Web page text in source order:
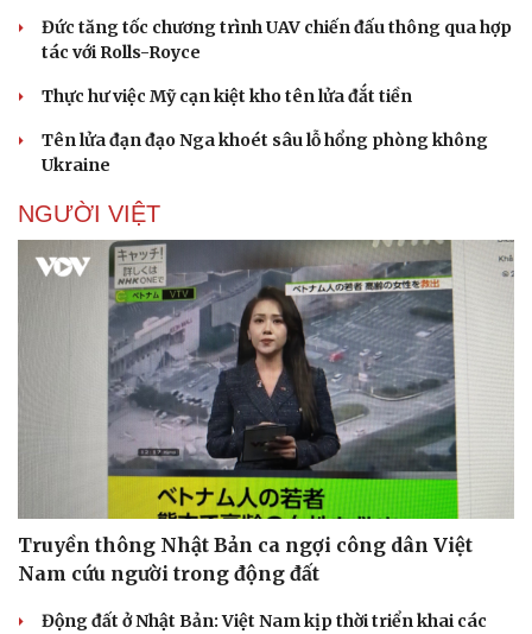
Dinh dưỡng - món ngon
Sản phụ khoa
Làm đẹp - giảm cân
Phòng mạch online
Ăn sạch sống khỏe
Đời sống
Nhà đẹp
Blog
Tình yêu - Gia đình
Đức tăng tốc chương trình UAV chiến đấu thông qua hợp
tác với Rolls-Royce
Thực hư việc Mỹ cạn kiệt kho tên lửa đắt tiền
Tên lửa đạn đạo Nga khoét sâu lỗ hổng phòng không
Ukraine
NGƯỜI VIỆT
Truyền thông Nhật Bản ca ngợi công dân Việt
Nam cứu người trong động đất
Động đất ở Nhật Bản: Việt Nam kịp thời triển khai các